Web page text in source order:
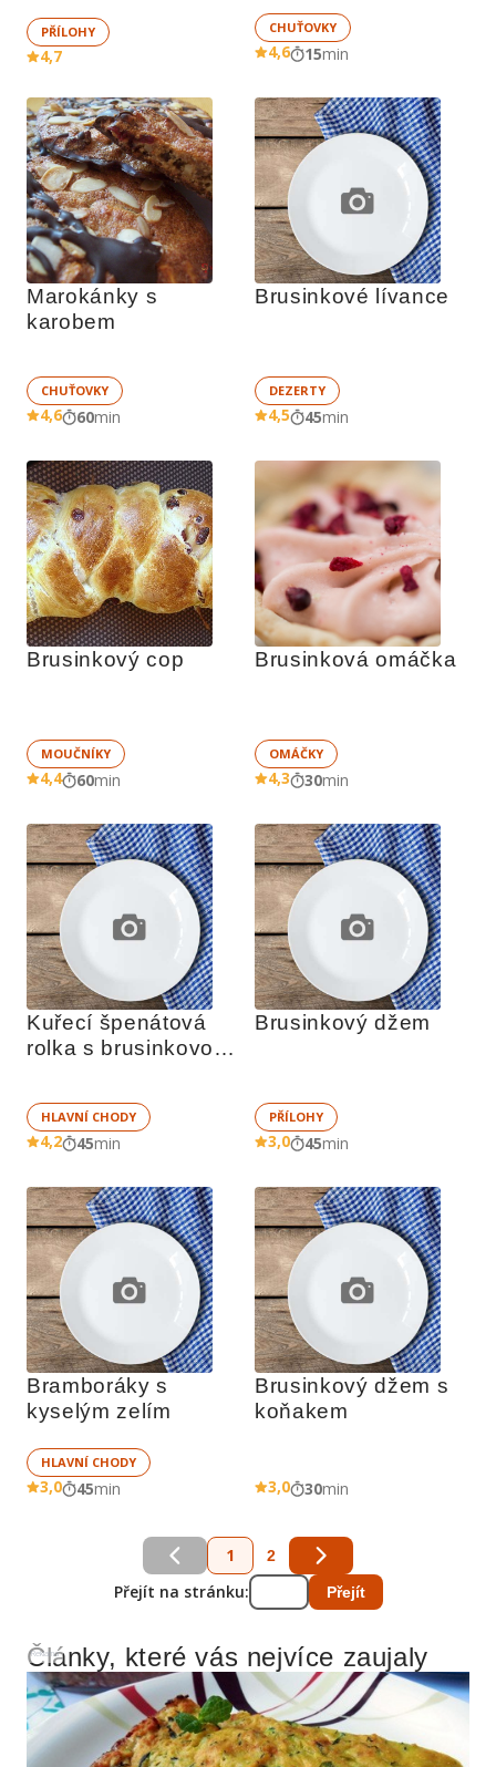
PŘÍLOHY
4,7
CHUŤOVKY
4,6 15min
Marokánky s
karobem
CHUŤOVKY
4,6 60min
Brusinkové lívance
DEZERTY
4,5 45min
Brusinkový cop
MOUČNÍKY
4,4 60min
Brusinková omáčka
OMÁČKY
4,3 30min
Kuřecí špenátová
rolka s brusinkovou
HLAVNÍ CHODY
4,2 45min
Brusinkový džem
PŘÍLOHY
3,0 45min
Bramboráky s
kyselým zelím
HLAVNÍ CHODY
3,0 45min
Brusinkový džem s
koňakem
3,0 30min
1 2
Přejít na stránku: Přejít
Reklama
Články, které vás nejvíce zaujaly